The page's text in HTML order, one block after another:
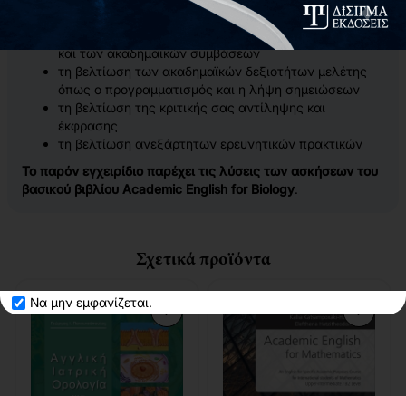
Να μην εμφανίζεται.
εμφανών χαρακτηριστικών γραμματικής
τη βελτίωση των ακαδημαϊκών δεξιοτήτων γραφής
και των ακαδημαϊκών συμβάσεων
τη βελτίωση των ακαδημαϊκών δεξιοτήτων μελέτης
όπως ο προγραμματισμός και η λήψη σημειώσεων
τη βελτίωση της κριτικής σας αντίληψης και
έκφρασης
τη βελτίωση ανεξάρτητων ερευνητικών πρακτικών
Το παρόν εγχειρίδιο παρέχει τις λύσεις των ασκήσεων του
βασικού βιβλίου Academic English for Biology.
Σχετικά προϊόντα